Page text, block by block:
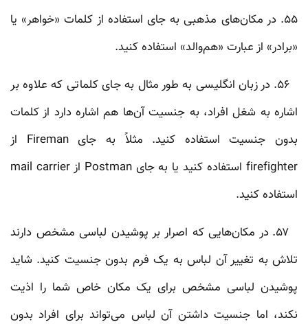
۵۵. در مکان‌های مذهبی به جای استفاده از کلمات «خواهر» یا
«برادر» از عبارت «هم‌والد» استفاده کنید.
۵۶. در زبان انگلیسی به طور مثال به جای کلماتی که علاوه بر
اشاره به شغل افراد، به جنسیت آن‌ها هم اشاره دارد از کلمات
بدون جنسیت استفاده کنید. مثلاً به جای Fireman از
firefighter استفاده کنید یا به جای Postman از mail carrier
استفاده کنید.
۵۷. در مکان‌هایی که اصرار بر پوشیدن لباسی مشخص دارند
تلاش به تغییر آن لباس به یک فرم بدون جنسیت کنید. شاید
پوشیدن لباسی مشخص برای یک مکان خاص شما را اذیت
نکند، اما جنسیت داشتن آن لباس می‌تواند برای افراد بدون